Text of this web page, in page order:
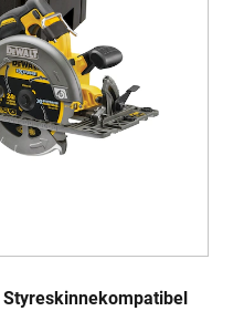
Styreskinnekompatibel